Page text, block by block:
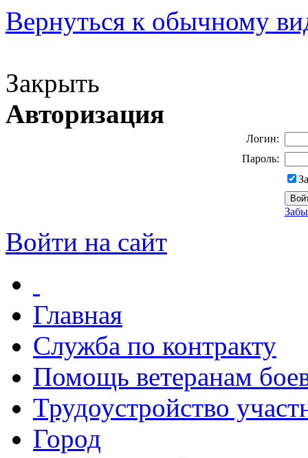
Вернуться к обычному
Закрыть
Авторизация
Логин:
Пароль:
Войти на сайт
Главная
Служба по контракту
Помощь ветеранам
Трудоустройство
Город